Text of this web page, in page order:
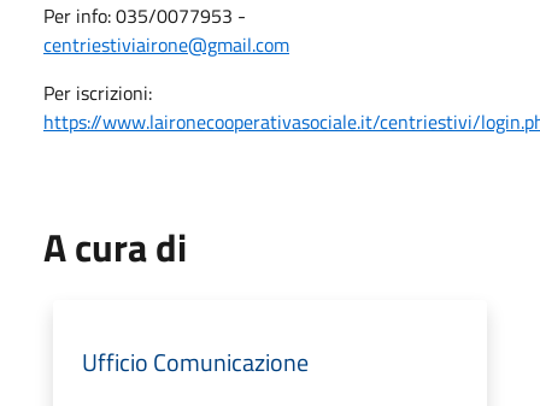
Per info: 035/0077953 -
centriestiviairone@gmail.com
Per iscrizioni:
https://www.laironecooperativasociale.it/centriestivi/
A cura di
Ufficio Comunicazione